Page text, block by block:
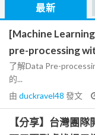
最新
[Machine
pre-processing
了解Data Pre-
的...
由 duckravel48 發文
【分享】台灣團